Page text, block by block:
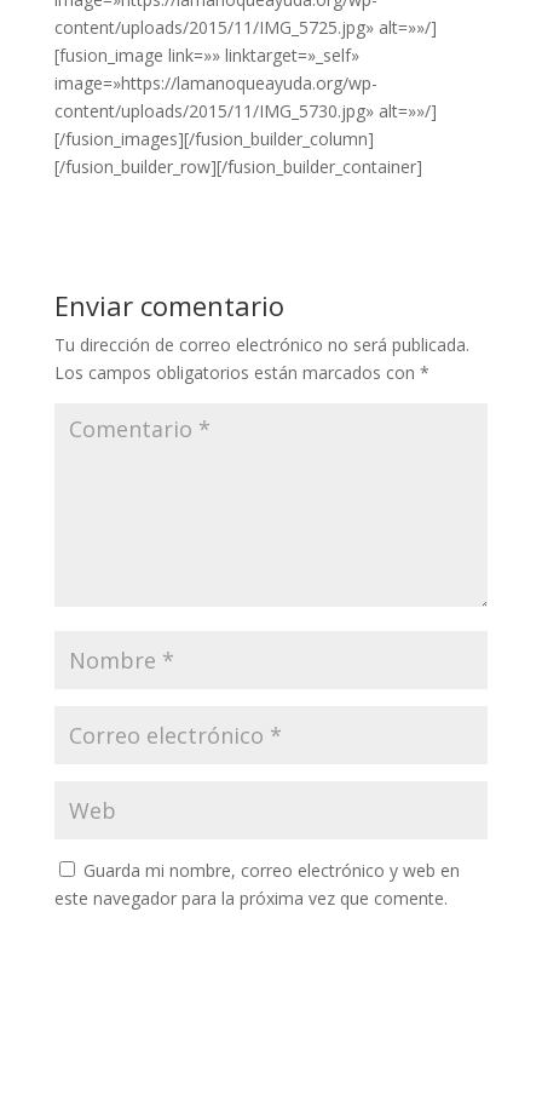
content/uploads/2015/11/IMG_5725.jpg» alt=»»/]
[fusion_image link=»» linktarget=»_self»
image=»https://lamanoqueayuda.org/wp-
content/uploads/2015/11/IMG_5730.jpg» alt=»»/]
[/fusion_images][/fusion_builder_column]
[/fusion_builder_row][/fusion_builder_container]
Enviar comentario
Tu dirección de correo electrónico no será publicada.
Los campos obligatorios están marcados con *
Guarda mi nombre, correo electrónico y web en
este navegador para la próxima vez que comente.